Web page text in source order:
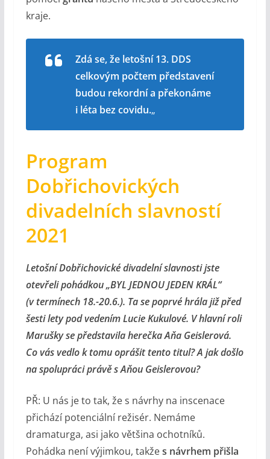
kraje.
Zdá se, že letošní 13. DDS
celkovým počtem představení
budou rekordní a překonáme
i léta bez covidu.„
Program
Dobřichovických
divadelních slavností
2021
Letošní Dobřichovické divadelní slavnosti jste
otevřeli pohádkou „BYL JEDNOU JEDEN KRÁL“
(v termínech 18.-20.6.). Ta se poprvé hrála již před
šesti lety pod vedením Lucie Kukulové. V hlavní roli
Marušky se představila herečka Aňa Geislerová.
Co vás vedlo k tomu oprášit tento titul? A jak došlo
na spolupráci právě s Aňou Geislerovou?
PŘ: U nás je to tak, že s návrhy na inscenace
přichází potenciální režisér. Nemáme
dramaturga, asi jako většina ochotníků.
Pohádka není výjimkou, takžes návrhem přišla